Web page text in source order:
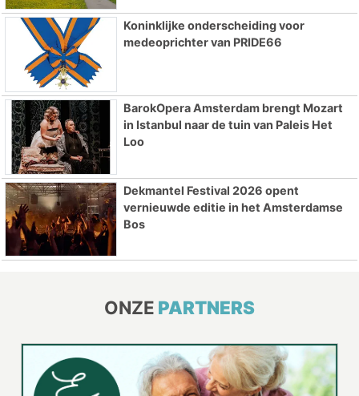
Koninklijke onderscheiding voor
medeoprichter van PRIDE66
BarokOpera Amsterdam brengt Mozart
in Istanbul naar de tuin van Paleis Het
Loo
Dekmantel Festival 2026 opent
vernieuwde editie in het Amsterdamse
Bos
ONZE PARTNERS